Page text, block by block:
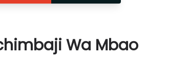
Wa Mbao